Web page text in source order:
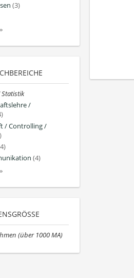
(3)
/
/ Controlling /
(4)
(über 1000 MA)